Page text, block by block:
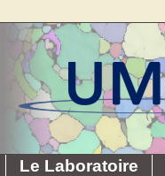
Le Laboratoire